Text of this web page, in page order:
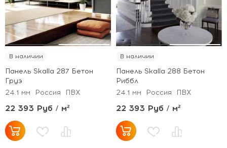
10%.
В наличии
Панель Skalla 287 Бетон
Груэ
24.1 мм
Россия ПВХ
22 393 Руб / м²
10%.
В наличии
Панель Skalla 288 Бетон
Риббл
24.1 мм
Россия ПВХ
22 393 Руб / м²